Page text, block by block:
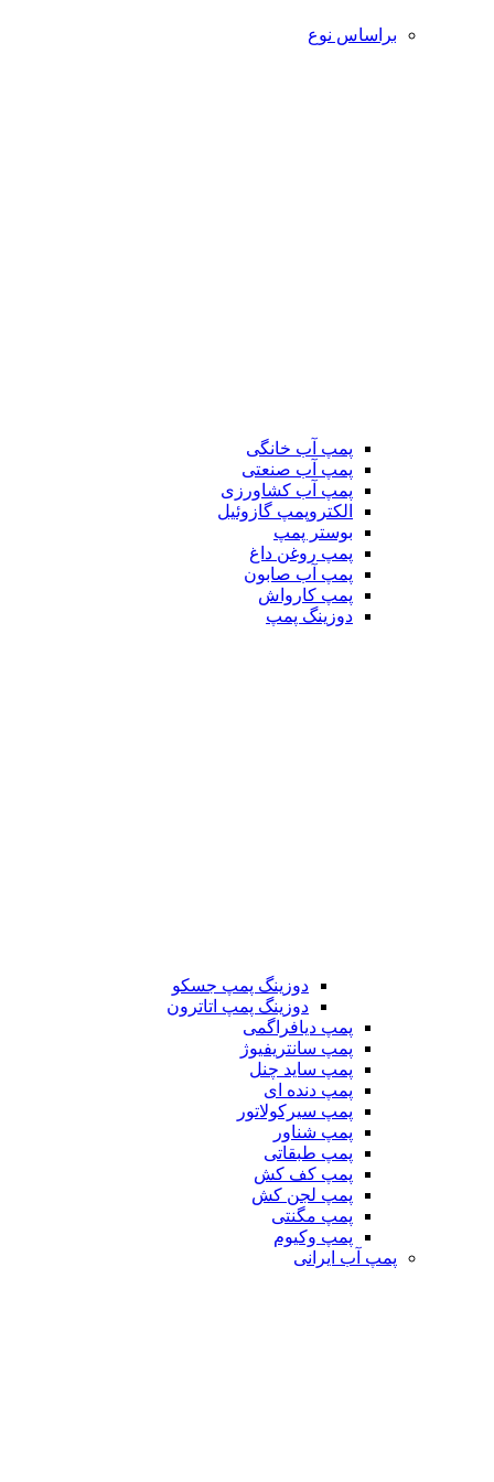
براساس نوع
پمپ آب خانگی
پمپ آب صنعتی
پمپ آب کشاورزی
الکتروپمپ گازوئیل
بوستر پمپ
پمپ روغن داغ
پمپ آب صابون
پمپ کارواش
دوزینگ پمپ
دوزینگ پمپ جسکو
دوزینگ پمپ اتاترون
پمپ دیافراگمی
پمپ سانتریفیوژ
پمپ ساید چنل
پمپ دنده ای
پمپ سیرکولاتور
پمپ شناور
پمپ طبقاتی
پمپ کف کش
پمپ لجن کش
پمپ مگنتی
پمپ وکیوم
پمپ آب ایرانی